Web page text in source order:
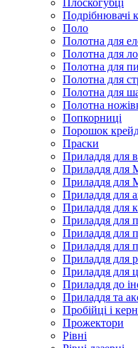
Плоскогубці
Подрібнювачі
Поло
Полотна для
Полотна для
Полотна для
Полотна для
Полотна для
Полотна
Попкорниці
Порошок
Праски
Приладдя для
Приладдя для
Приладдя для
Приладдя для
Приладдя для
Приладдя для
Приладдя для
Приладдя для
Приладдя для
Приладдя для
Приладдя до
Приладдя та
Пробійці і
Прожектори
Рівні